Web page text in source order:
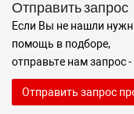
Отправить запрос
Если Вы не нашли
помощь в подборе,
отправьте нам
Отправить запрос